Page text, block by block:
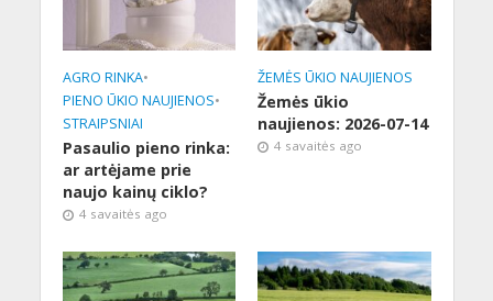
AGRO RINKA•
PIENO ŪKIO NAUJIENOS•
STRAIPSNIAI
Pasaulio pieno rinka:
ar artėjame prie
naujo kainų ciklo?
4 savaitės ago
ŽEMĖS ŪKIO NAUJIENOS
Žemės ūkio
naujienos: 2026-07-14
4 savaitės ago